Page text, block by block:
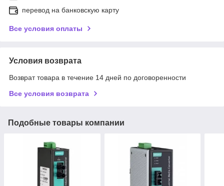
перевод на банковскую карту
Все условия оплаты
Условия возврата
Возврат товара в течение 14 дней по договоренности
Все условия возврата
Подобные товары компании